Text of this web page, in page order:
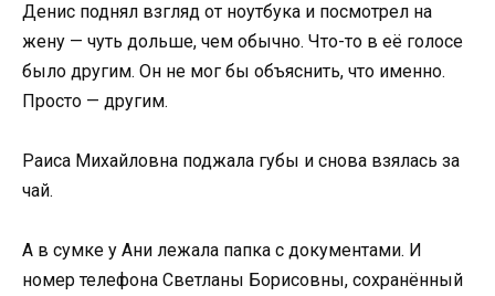
Денис поднял взгляд от ноутбука и посмотрел на
жену — чуть дольше, чем обычно. Что-то в её голосе
было другим. Он не мог бы объяснить, что именно.
Просто — другим.
Раиса Михайловна поджала губы и снова взялась за
чай.
А в сумке у Ани лежала папка с документами. И
номер телефона Светланы Борисовны, сохранённый